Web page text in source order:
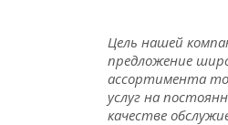
Цель нашей
предложение
ассортимента
услуг на
качестве